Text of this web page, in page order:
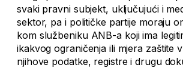
svaki pravni subjekt, uključujući i
sektor, pa i političke partije moraju
kom službeniku ANB-a koji ima
ikakvog ograničenja ili mjera zaštite
njihove podatke, registre i drugu